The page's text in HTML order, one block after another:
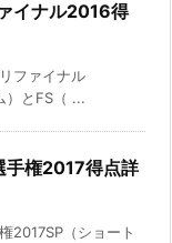
イナル2016得
ファイナル
）とFS（ ...
手権2017得点詳
2017SP（ショート